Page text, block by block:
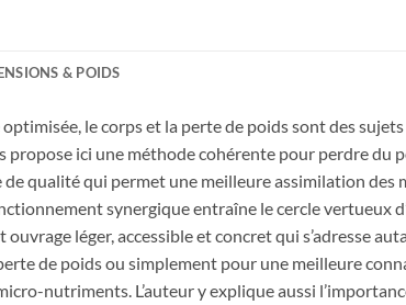
& POIDS
le corps et la perte de poids sont des
propose ici une méthode cohérente pour perdre du
qualité qui permet une meilleure assimilation
synergique entraîne le cercle vertueux
léger, accessible et concret qui s’adresse
de poids ou simplement pour une meilleure
nutriments. L’auteur y explique aussi